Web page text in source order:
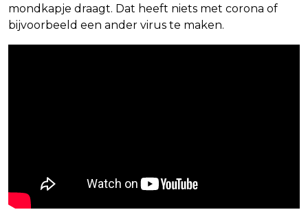
mondkapje draagt. Dat heeft niets met corona of
bijvoorbeeld een ander virus te maken.